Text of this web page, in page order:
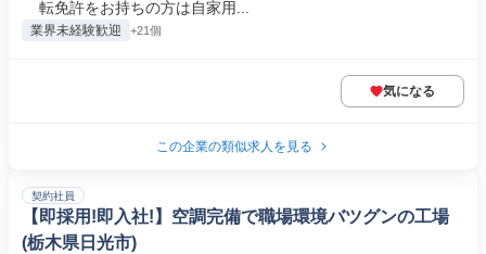
転免許をお持ちの方は自家用...
業界未経験歓迎 +21個
気になる
この企業の類似求人を見る
契約社員
【即採用!即入社!】空調完備で職場環境バツグンの工場
(栃木県日光市)